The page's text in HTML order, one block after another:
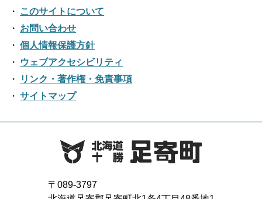
2024年01月
2023年02月
2023年01月
2022年03月
2022年02月
2021年04月
2021年03月
2021年02月
2021年01月
2020年05月
2020年04月
2020年03月
2019年07月
2019年06月
2019年05月
2019年02月
2019年01月
2018年08月
2018年07月
2018年06月
2018年05月
2018年04月
2018年03月
2017年08月
2017年07月
2017年06月
2017年05月
2017年04月
2016年10月
2016年09月
2016年08月
2016年05月
2016年04月
このサイトについて
お問い合わせ
個人情報保護方針
ウェブアクセシビリティ
リンク・著作権・免責事項
サイトマップ
〒089-3797